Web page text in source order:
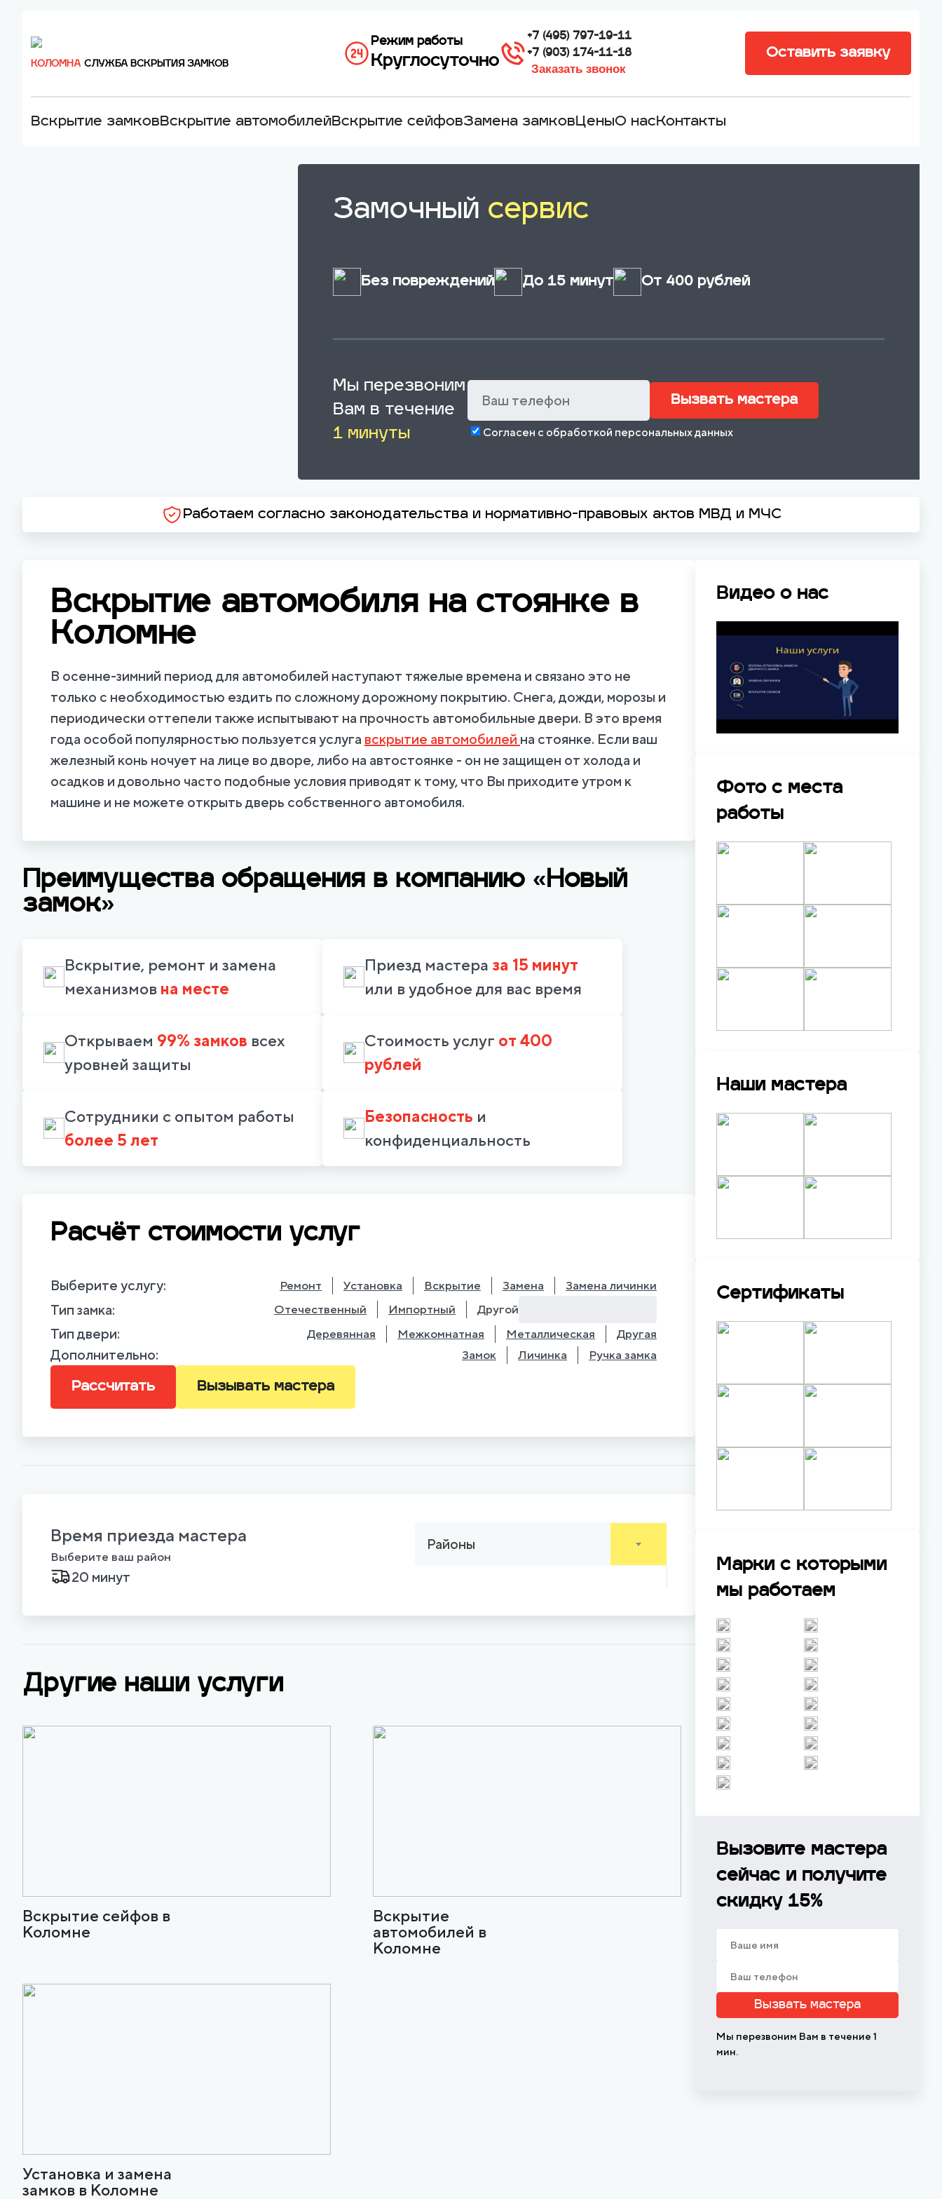
КОЛОМНА СЛУЖБА ВСКРЫТИЯ ЗАМКОВ
Режим работы
Круглосуточно
+7 (495) 797-19-11
+7 (903) 174-11-18
Заказать звонок
Оставить заявку
Вскрытие замковВскрытие автомобилейВскрытие сейфовЗамена замковЦеныО насКонтакты
Замочный сервис
Без повреждений До 15 минут От 400 рублей
Мы перезвоним
Вам в течение
1 минуты
Вызвать мастера
Согласен с обработкой персональных данных
Работаем согласно законодательства и нормативно-правовых актов МВД и МЧС
Вскрытие автомобиля на стоянке в
Коломне
В осенне-зимний период для автомобилей наступают тяжелые времена и связано это не
только с необходимостью ездить по сложному дорожному покрытию. Снега, дожди, морозы и
периодически оттепели также испытывают на прочность автомобильные двери. В это время
года особой популярностью пользуется услуга вскрытие автомобилей на стоянке. Если ваш
железный конь ночует на лице во дворе, либо на автостоянке - он не защищен от холода и
осадков и довольно часто подобные условия приводят к тому, что Вы приходите утром к
машине и не можете открыть дверь собственного автомобиля.
Преимущества обращения в компанию «Новый
замок»
Вскрытие, ремонт и замена
механизмов на месте
Приезд мастера за 15 минут
или в удобное для вас время
Открываем 99% замков всех
уровней защиты
Стоимость услуг от 400
рублей
Сотрудники с опытом работы
более 5 лет
Безопасность и
конфиденциальность
Расчёт стоимости услуг
Выберите услугу: Ремонт Установка Вскрытие Замена Замена личинки
Тип замка: Отечественный Импортный Другой
Тип двери: Деревянная Межкомнатная Металлическая Другая
Дополнительно: Замок Личинка Ручка замка
Рассчитать Вызывать мастера
Время приезда мастера
Выберите ваш район
Районы
20 минут
Другие наши услуги
Вскрытие сейфов в
Коломне
Вскрытие
автомобилей в
Коломне
Установка и замена
замков в Коломне
Видео о нас
Фото с места
работы
Наши мастера
Сертификаты
Марки с которыми
мы работаем
Вызовите мастера
сейчас и получите
скидку 15%
Вызвать мастера
Мы перезвоним Вам в течение 1
мин.